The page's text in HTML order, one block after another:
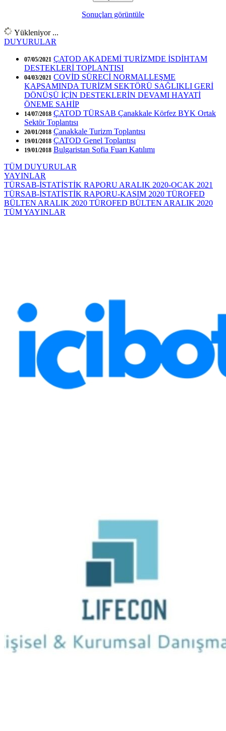
Sonuçları görüntüle
Yükleniyor ...
DUYURULAR
07/05/2021 ÇATOD AKADEMİ TURİZMDE İSDİHTAM
DESTEKLERİ TOPLANTISI
04/03/2021 COVİD SÜRECİ NORMALLEŞME
KAPSAMINDA TURİZM SEKTÖRÜ SAĞLIKLI GERİ
DÖNÜŞÜ İÇİN DESTEKLERİN DEVAMI HAYATİ
ÖNEME SAHİP
14/07/2018 ÇATOD TÜRSAB Çanakkale Körfez BYK Ortak
Sektör Toplantısı
20/01/2018 Çanakkale Turizm Toplantısı
19/01/2018 ÇATOD Genel Toplantısı
19/01/2018 Bulgaristan Sofia Fuarı Katılımı
TÜM DUYURULAR
YAYINLAR
TÜRSAB-İSTATİSTİK RAPORU ARALIK 2020-OCAK 2021
TÜRSAB-İSTATİSTİK RAPORU-KASIM 2020 TÜROFED
BÜLTEN ARALIK 2020 TÜROFED BÜLTEN ARALIK 2020
TÜM YAYINLAR